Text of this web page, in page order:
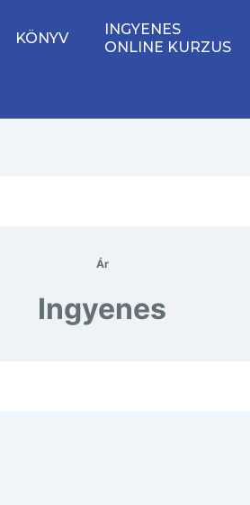
KÖNYV
INGYENES
ONLINE KURZUS
Ár
Ingyenes